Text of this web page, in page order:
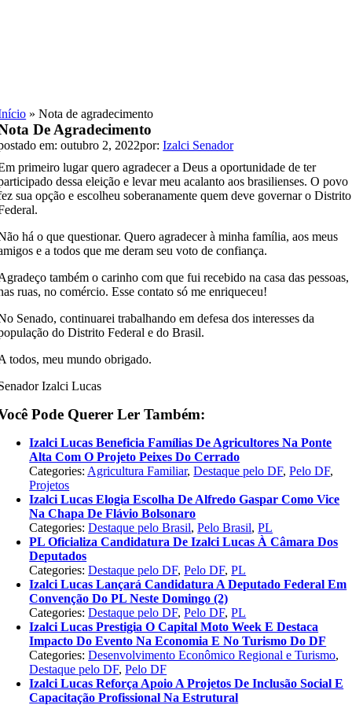
»Nota de agradecimento
De Agradecimento
em: outubro 2, 2022por:Izalci Senador
primeiro lugar quero agradecer a Deus a oportunidade de ter
dessa eleição e levar meu acalanto aos brasilienses. O povo
sua opção e escolheu soberanamente quem deve governar o Distrito
há o que questionar. Quero agradecer à minha família, aos meus
e a todos que me deram seu voto de confiança.
também o carinho com que fui recebido na casa das pessoas,
ruas, no comércio. Esse contato só me enriqueceu!
Senado, continuarei trabalhando em defesa dos interesses da
do Distrito Federal e do Brasil.
todos, meu mundo obrigado.
Izalci Lucas
Pode Querer Ler Também:
Izalci Lucas Beneficia Famílias De Agricultores Na Ponte
Alta Com O Projeto Peixes Do Cerrado
Categories: Agricultura Familiar,Destaque pelo DF,Pelo DF,
Projetos
Izalci Lucas Elogia Escolha De Alfredo Gaspar Como Vice
Na Chapa De Flávio Bolsonaro
Categories:Destaque pelo Brasil,Pelo Brasil,PL
PL Oficializa Candidatura De Izalci Lucas À Câmara Dos
Deputados
Categories:Destaque pelo DF,Pelo DF,PL
Izalci Lucas Lançará Candidatura A Deputado Federal Em
Convenção Do PL Neste Domingo (2)
Categories:Destaque pelo DF,Pelo DF,PL
Izalci Lucas Prestigia O Capital Moto Week E Destaca
Impacto Do Evento Na Economia E No Turismo Do DF
Categories:Desenvolvimento Econômico Regional e Turismo,
Destaque pelo DF,Pelo DF
Izalci Lucas Reforça Apoio A Projetos De Inclusão Social E
Capacitação Profissional Na Estrutural